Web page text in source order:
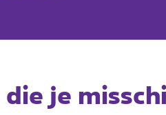
die je